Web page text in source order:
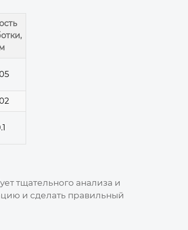
тщательного анализа и
и сделать правильный